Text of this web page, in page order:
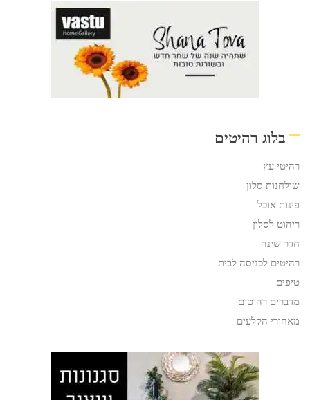
בלוג רהיטים
רהיטי עץ
שולחנות סלון
פינות אוכל
ריהוט לסלון
חדר שינה
רהיטים לכניסה לבית
טיפים
מדברים רהיטים
מאחורי הקלעים